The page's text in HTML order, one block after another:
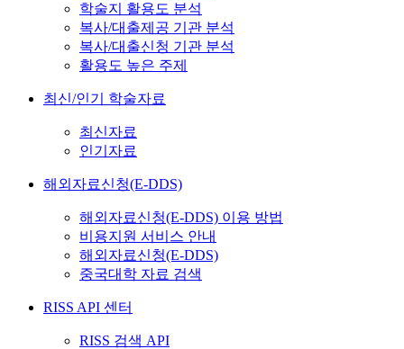
학술지 활용도 분석
복사/대출제공 기관 분석
복사/대출신청 기관 분석
활용도 높은 주제
최신/인기 학술자료
최신자료
인기자료
해외자료신청(E-DDS)
해외자료신청(E-DDS) 이용 방법
비용지원 서비스 안내
해외자료신청(E-DDS)
중국대학 자료 검색
RISS API 센터
RISS 검색 API